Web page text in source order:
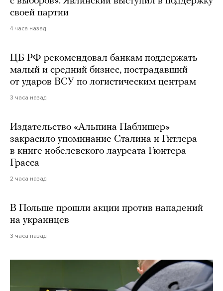
своей партии
4 часа назад
ЦБ РФ рекомендовал банкам поддержать
малый и средний бизнес, пострадавший
от ударов ВСУ по логистическим центрам
3 часа назад
Издательство «Альпина Паблишер»
закрасило упоминание Сталина и Гитлера
в книге нобелевского лауреата Гюнтера
Грасса
2 часа назад
В Польше прошли акции против нападений
на украинцев
3 часа назад